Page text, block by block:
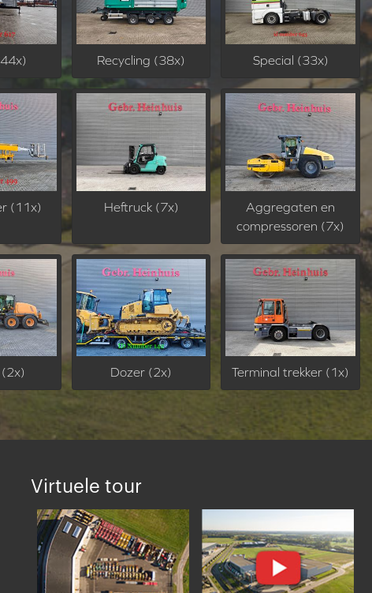
Recycling (38x) Special (33x)
(11x) Heftruck (7x)
Aggregaten en
compressoren (7x)
Dozer (2x) Terminal trekker (1x)
Virtuele tour